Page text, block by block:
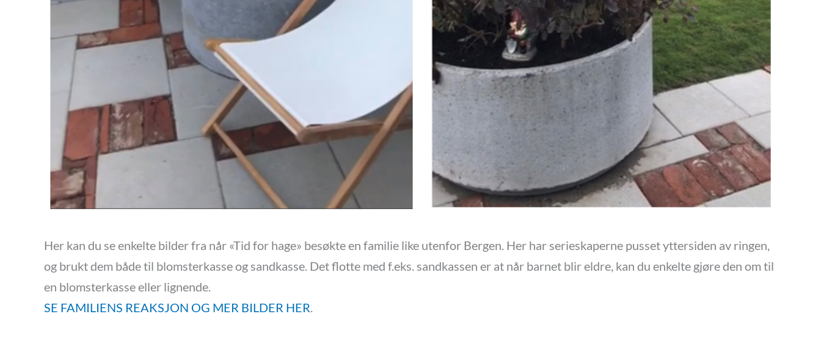
Her kan du se enkelte bilder fra når «Tid for hage» besøkte en familie like utenfor Bergen. Her har serieskaperne pusset yttersiden av ringen,
og brukt dem både til blomsterkasse og sandkasse. Det flotte med f.eks. sandkassen er at når barnet blir eldre, kan du enkelte gjøre den om til
en blomsterkasse eller lignende.
SE FAMILIENS REAKSJON OG MER BILDER HER